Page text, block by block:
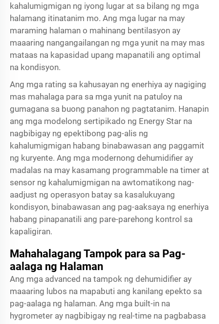
kahalumigmigan ng iyong lugar at sa bilang ng mga
halamang itinatanim mo. Ang mga lugar na may
maraming halaman o mahinang bentilasyon ay
maaaring nangangailangan ng mga yunit na may mas
mataas na kapasidad upang mapanatili ang optimal
na kondisyon.
Ang mga rating sa kahusayan ng enerhiya ay nagiging
mas mahalaga para sa mga yunit na patuloy na
gumagana sa buong panahon ng pagtatanim. Hanapin
ang mga modelong sertipikado ng Energy Star na
nagbibigay ng epektibong pag-alis ng
kahalumigmigan habang binabawasan ang paggamit
ng kuryente. Ang mga modernong dehumidifier ay
madalas na may kasamang programmable na timer at
sensor ng kahalumigmigan na awtomatikong nag-
aadjust ng operasyon batay sa kasalukuyang
kondisyon, binabawasan ang pag-aaksaya ng enerhiya
habang pinapanatili ang pare-parehong kontrol sa
kapaligiran.
Mahahalagang Tampok para sa Pag-
aalaga ng Halaman
Ang mga advanced na tampok ng dehumidifier ay
maaaring lubos na mapabuti ang kanilang epekto sa
pag-aalaga ng halaman. Ang mga built-in na
hygrometer ay nagbibigay ng real-time na pagbabasa